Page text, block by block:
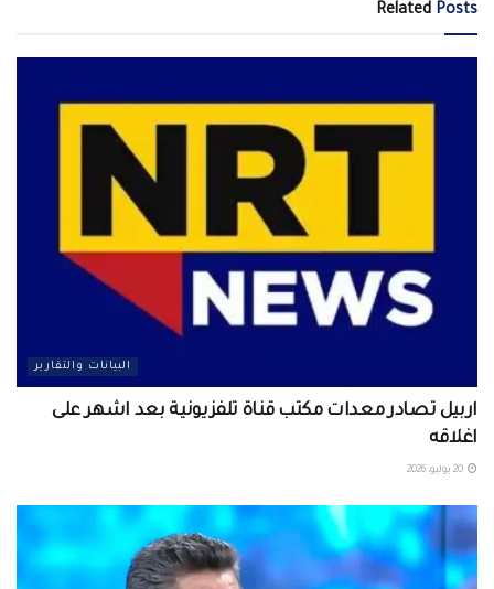
Related Posts
البيانات والتقارير
اربيل تصادر معدات مكتب قناة تلفزيونية بعد اشهر على
اغلاقه